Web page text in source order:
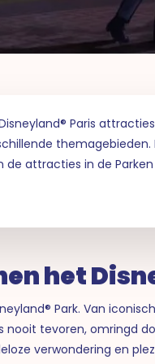
Paris
attracties in de
het
Park. Van
tevoren, omringd
verwondering en